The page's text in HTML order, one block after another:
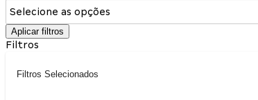
Selecione as opções
Aplicar filtros
Filtros
Filtros Selecionados